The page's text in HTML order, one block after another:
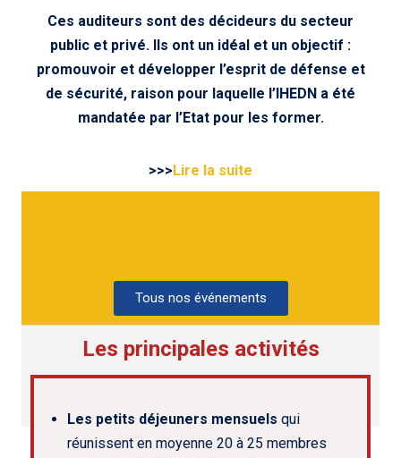
Ces auditeurs sont des décideurs du secteur
public et privé. Ils ont un idéal et un objectif :
promouvoir et développer l’esprit de défense et
de sécurité, raison pour laquelle l’IHEDN a été
mandatée par l’Etat pour les former.
>>> Lire la suite
Tous nos événements
Les principales activités
Les petits déjeuners mensuels qui
réunissent en moyenne 20 à 25 membres